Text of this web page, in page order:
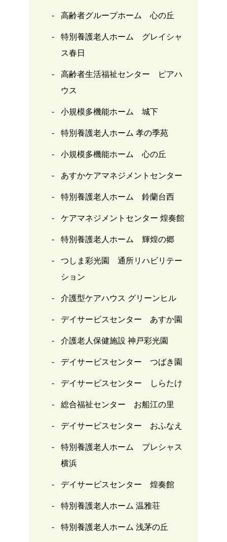
高齢者グループホーム 心の丘
特別養護老人ホーム グレイシャ
ス春日
高齢者生活福祉センター ピアハ
ウス
小規模多機能ホーム 城下
特別養護老人ホーム 孝の季苑
小規模多機能ホーム 心の丘
あすかケアマネジメントセンター
特別養護老人ホーム 鈴蘭台西
ケアマネジメントセンター 煌奏館
特別養護老人ホーム 輝煌の郷
つしま彩光園 通所リハビリテー
ション
介護型ケアハウス グリーンヒル
デイサービスセンター あすか園
介護老人保健施設 神戸彩光園
デイサービスセンター つばき園
デイサービスセンター しらたけ
総合福祉センター お船江の里
デイサービスセンター おふなえ
特別養護老人ホーム プレシャス
横浜
デイサービスセンター 煌奏館
特別養護老人ホーム 温雅荘
特別養護老人ホーム 浅茅の丘